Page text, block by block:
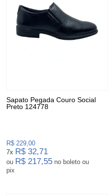
Sapato Pegada Couro Social
Preto 124778
R$ 229,00
7x R$ 32,71
ou R$ 217,55 no boleto ou
pix